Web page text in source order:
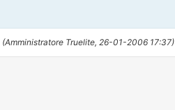
(Amministratore Truelite, 26-01-2006 17:37)